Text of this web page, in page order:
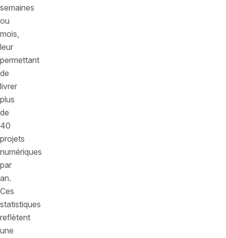
semaines
ou
mois,
leur
permettant
de
livrer
plus
de
40
projets
numériques
par
an.
Ces
statistiques
reflètent
une